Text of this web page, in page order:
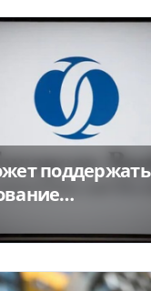
поддержать
— Delo.ua